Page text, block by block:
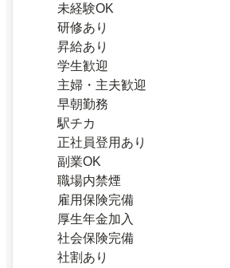
未経験OK
研修あり
昇給あり
学生歓迎
主婦・主夫歓迎
早朝勤務
駅チカ
正社員登用あり
副業OK
職場内禁煙
雇用保険完備
厚生年金加入
社会保険完備
社割あり